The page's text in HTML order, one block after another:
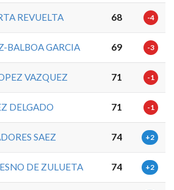
REVUELTA 68 -4
BALBOA GARCIA 69 -3
VAZQUEZ 71 -1
DELGADO 71 -1
SAEZ 74 +2
DE ZULUETA 74 +2